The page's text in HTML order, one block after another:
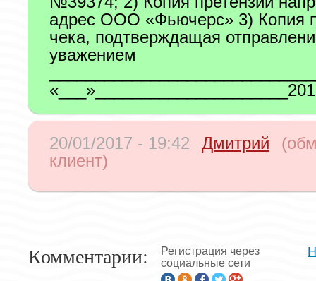
адрес ООО «Фьючерс» 3) Копия
чека, подтверждащая
уважением
20/01/2017 - 19:42 Дмитрий
клиент)
Комментарии:
Регистрация через
социальные сети